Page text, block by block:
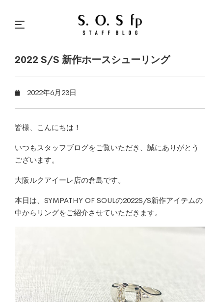
2022 S/S 新作ホースシューリング
2022年6月23日
皆様、こんにちは！
いつもスタッフブログをご覧いただき、誠にありがとう
ございます。
大阪ルクアイーレ店の倉島です。
本日は、SYMPATHY OF SOULの2022S/S新作アイテムの
中からリングをご紹介させていただきます。